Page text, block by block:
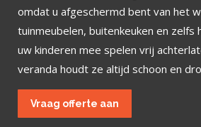
omdat u afgeschermd bent van het
tuinmeubelen, buitenkeuken en
uw kinderen mee spelen vrij
veranda houdt ze altijd schoon en
Vraag offerte aan